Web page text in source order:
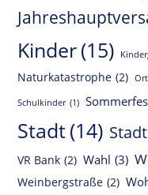
Kinder(15)
Naturkatastrophe (2)
Schulkinder (1)
Stadt(14)
VR Bank (2) Wahl (3)
Weinbergstraße (2)